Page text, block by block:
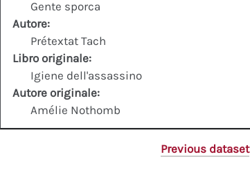
Gente sporca
Autore:
Prétextat Tach
Libro originale:
Igiene dell'assassino
Autore originale:
Amélie Nothomb
Previous dataset